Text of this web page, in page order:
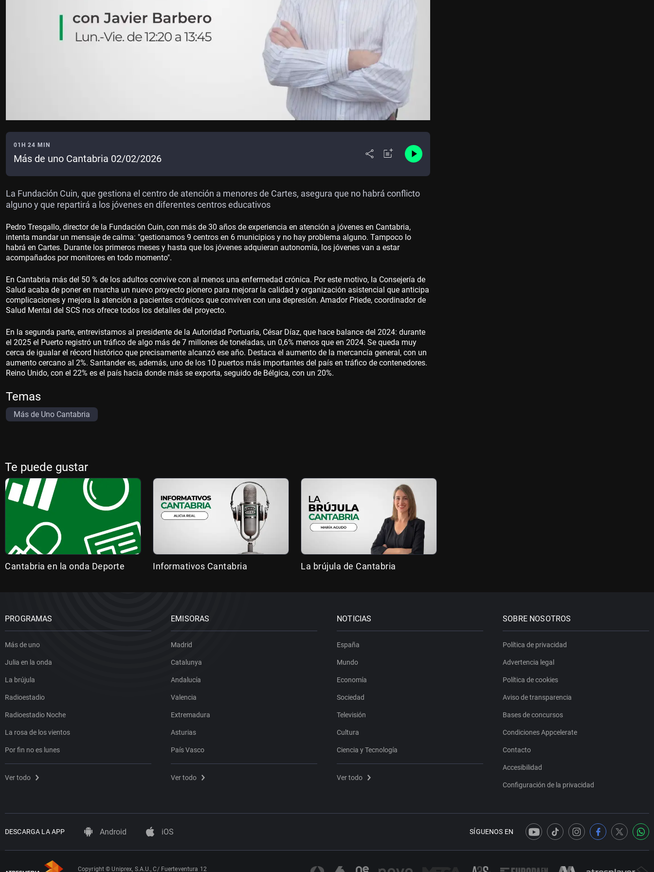
01H 24 MIN
Más de uno Cantabria 02/02/2026
La Fundación Cuin, que gestiona el centro de atención a menores de Cartes, asegura que no habrá conflicto
alguno y que repartirá a los jóvenes en diferentes centros educativos
Pedro Tresgallo, director de la Fundación Cuin, con más de 30 años de experiencia en atención a jóvenes en Cantabria,
intenta mandar un mensaje de calma: "gestionamos 9 centros en 6 municipios y no hay problema alguno. Tampoco lo
habrá en Cartes. Durante los primeros meses y hasta que los jóvenes adquieran autonomía, los jóvenes van a estar
acompañados por monitores en todo momento".
En Cantabria más del 50 % de los adultos convive con al menos una enfermedad crónica. Por este motivo, la Consejería de
Salud acaba de poner en marcha un nuevo proyecto pionero para mejorar la calidad y organización asistencial que anticipa
complicaciones y mejora la atención a pacientes crónicos que conviven con una depresión. Amador Priede, coordinador de
Salud Mental del SCS nos ofrece todos los detalles del proyecto.
En la segunda parte, entrevistamos al presidente de la Autoridad Portuaria, César Díaz, que hace balance del 2024: durante
el 2025 el Puerto registró un tráfico de algo más de 7 millones de toneladas, un 0,6% menos que en 2024. Se queda muy
cerca de igualar el récord histórico que precisamente alcanzó ese año. Destaca el aumento de la mercancía general, con un
aumento cercano al 2%. Santander es, además, uno de los 10 puertos más importantes del país en tráfico de contenedores.
Reino Unido, con el 22% es el país hacia donde más se exporta, seguido de Bélgica, con un 20%.
Temas
Más de Uno Cantabria
Te puede gustar
Cantabria en la onda Deporte Informativos Cantabria La brújula de Cantabria
PROGRAMAS
Más de uno
Julia en la onda
La brújula
Radioestadio
Radioestadio Noche
La rosa de los vientos
Por fin no es lunes
Ver todo
EMISORAS
Madrid
Catalunya
Andalucía
Valencia
Extremadura
Asturias
País Vasco
Ver todo
NOTICIAS
España
Mundo
Economía
Sociedad
Televisión
Cultura
Ciencia y Tecnología
Ver todo
SOBRE NOSOTROS
Política de privacidad
Advertencia legal
Política de cookies
Aviso de transparencia
Bases de concursos
Condiciones Appcelerate
Contacto
Accesibilidad
Configuración de la privacidad
DESCARGA LA APP Android iOS SÍGUENOS EN
Copyright © Uniprex, S.A.U., C/ Fuerteventura 12